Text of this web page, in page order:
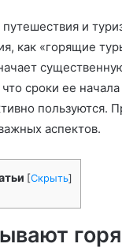
и
как «горящие
сроки ее
пользуются.
аспектов.
[Скрыть]